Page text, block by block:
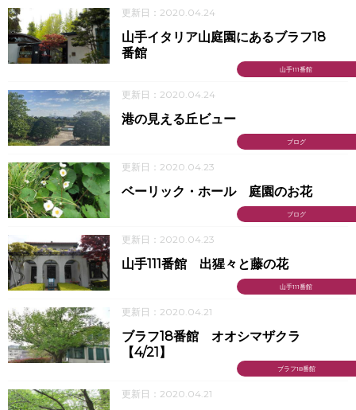
更新日：2020.04.24
山手111番館
山手イタリア山庭園にあるブラフ18
番館
更新日：2020.04.24
ブログ
港の見える丘ビュー
更新日：2020.04.23
ブログ
ベーリック・ホール 庭園のお花
更新日：2020.04.23
山手111番館
山手111番館 出猩々と藤の花
更新日：2020.04.21
ブラフ18番館
ブラフ18番館 オオシマザクラ
【4/21】
更新日：2020.04.21